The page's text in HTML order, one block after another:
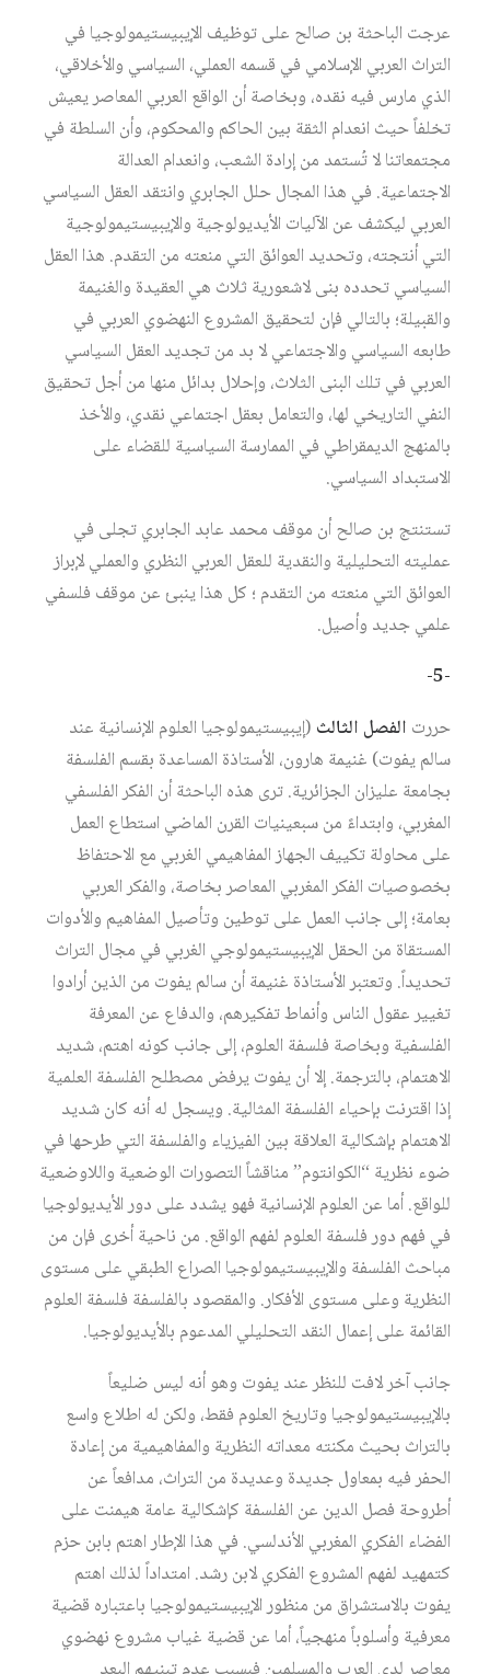
عرجت الباحثة بن صالح على توظيف الإيبيستيمولوجيا في
التراث العربي الإسلامي في قسمه العملي، السياسي والأخلاقي،
الذي مارس فيه نقده، وبخاصة أن الواقع العربي المعاصر يعيش
تخلفاً حيث انعدام الثقة بين الحاكم والمحكوم، وأن السلطة في
مجتمعاتنا لا تُستمد من إرادة الشعب، وانعدام العدالة
الاجتماعية. في هذا المجال حلل الجابري وانتقد العقل السياسي
العربي ليكشف عن الآليات الأيديولوجية والإيبيستيمولوجية
التي أنتجته، وتحديد العوائق التي منعته من التقدم. هذا العقل
السياسي تحدده بنى لاشعورية ثلاث هي العقيدة والغنيمة
والقبيلة؛ بالتالي فإن لتحقيق المشروع النهضوي العربي في
طابعه السياسي والاجتماعي لا بد من تجديد العقل السياسي
العربي في تلك البنى الثلاث، وإحلال بدائل منها من أجل تحقيق
النفي التاريخي لها، والتعامل بعقل اجتماعي نقدي، والأخذ
بالمنهج الديمقراطي في الممارسة السياسية للقضاء على
الاستبداد السياسي.
تستنتج بن صالح أن موقف محمد عابد الجابري تجلى في
عمليته التحليلية والنقدية للعقل العربي النظري والعملي لإبراز
العوائق التي منعته من التقدم ؛ كل هذا ينبئ عن موقف فلسفي
علمي جديد وأصيل.
-5-
حررت الفصل الثالث (إيبيستيمولوجيا العلوم الإنسانية عند
سالم يفوت) غنيمة هارون، الأستاذة المساعدة بقسم الفلسفة
بجامعة عليزان الجزائرية. ترى هذه الباحثة أن الفكر الفلسفي
المغربي، وابتداءً من سبعينيات القرن الماضي استطاع العمل
على محاولة تكييف الجهاز المفاهيمي الغربي مع الاحتفاظ
بخصوصيات الفكر المغربي المعاصر بخاصة، والفكر العربي
بعامة؛ إلى جانب العمل على توطين وتأصيل المفاهيم والأدوات
المستقاة من الحقل الإيبيستيمولوجي الغربي في مجال التراث
تحديداً. وتعتبر الأستاذة غنيمة أن سالم يفوت من الذين أرادوا
تغيير عقول الناس وأنماط تفكيرهم، والدفاع عن المعرفة
الفلسفية وبخاصة فلسفة العلوم، إلى جانب كونه اهتم، شديد
الاهتمام، بالترجمة. إلا أن يفوت يرفض مصطلح الفلسفة العلمية
إذا اقترنت بإحياء الفلسفة المثالية. ويسجل له أنه كان شديد
الاهتمام بإشكالية العلاقة بين الفيزياء والفلسفة التي طرحها في
ضوء نظرية “الكوانتوم” مناقشاً التصورات الوضعية واللاوضعية
للواقع. أما عن العلوم الإنسانية فهو يشدد على دور الأيديولوجيا
في فهم دور فلسفة العلوم لفهم الواقع. من ناحية أخرى فإن من
مباحث الفلسفة والإيبيستيمولوجيا الصراع الطبقي على مستوى
النظرية وعلى مستوى الأفكار. والمقصود بالفلسفة فلسفة العلوم
القائمة على إعمال النقد التحليلي المدعوم بالأيديولوجيا.
جانب آخر لافت للنظر عند يفوت وهو أنه ليس ضليعاً
بالإيبيستيمولوجيا وتاريخ العلوم فقط، ولكن له اطلاع واسع
بالتراث بحيث مكنته معداته النظرية والمفاهيمية من إعادة
الحفر فيه بمعاول جديدة وعديدة من التراث، مدافعاً عن
أطروحة فصل الدين عن الفلسفة كإشكالية عامة هيمنت على
الفضاء الفكري المغربي الأندلسي. في هذا الإطار اهتم بابن حزم
كتمهيد لفهم المشروع الفكري لابن رشد. امتداداً لذلك اهتم
يفوت بالاستشراق من منظور الإيبيستيمولوجيا باعتباره قضية
معرفية وأسلوباً منهجياً، أما عن قضية غياب مشروع نهضوي